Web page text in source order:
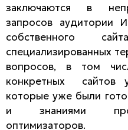
заключаются в
запросов аудитории
собственного
специализированных
вопросов, в том
конкретных сайтов
которые уже были
и знаниями
оптимизаторов.